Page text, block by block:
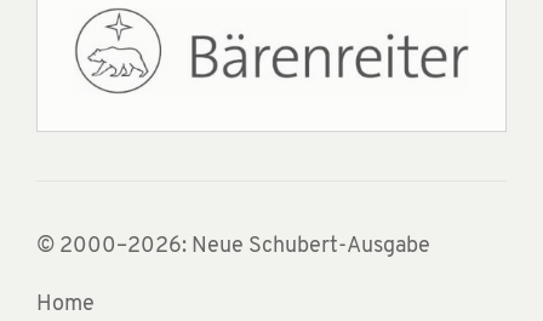
© 2000–2026: Neue Schubert-Ausgabe
Home